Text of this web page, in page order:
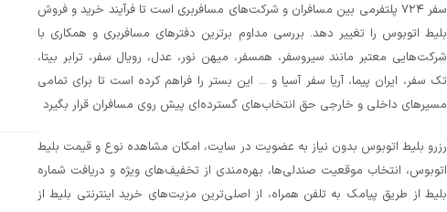
سفر ۷۲۴ پلتفرمی بین مسافران و شرکت‌های مسافربری است تا فرآیند خرید و فروش
بلیط اتوبوس را تغییر دهد. بررسی مداوم برترین دفترهای مسافربری و همکاری با
شرکت‌هایی معتبر مانند سیروسفر، همسفر، میهن‌ نور، عدل، رویال سفر، ترابر بیتا،
تک سفر، ایران پیما، آریا سفر آسیا و ... این بستر را فراهم کرده است تا برای تمامی
مسیرهای داخلی و خارجی حق انتخاب‌های گسترده‌ای پیش روی مسافران قرار بگیرد
رزرو بلیط اتوبوس بدون نیاز به عضویت در سایت، امکان مشاهده نوع و قیمت بلیط
اتوبوس، انتخاب موقعیت صندلی‌ها، بهره‌مندی از تخفیف‌های ویژه و دریافت شماره‌
بلیط از طریق پیامک به تلفن همراه، از اصلی‌ترین مزیت‌های خرید اینترنتی بلیط از